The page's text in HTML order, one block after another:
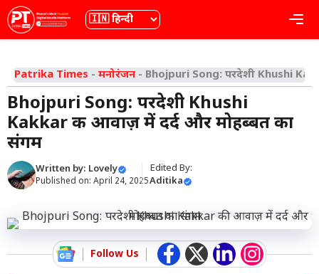
Skip
to
content
भाषा
Patrika Times - मनोरंजन - Bhojpuri Song: परदेशी Khushi
Bhojpuri Song: परदेशी Khushi
Kakkar की आवाज़ में दर्द और मोहब्बत का
संगम
Written by: Lovely
Published on: April 24, 2025
Edited By:
Aditika
Follow Us